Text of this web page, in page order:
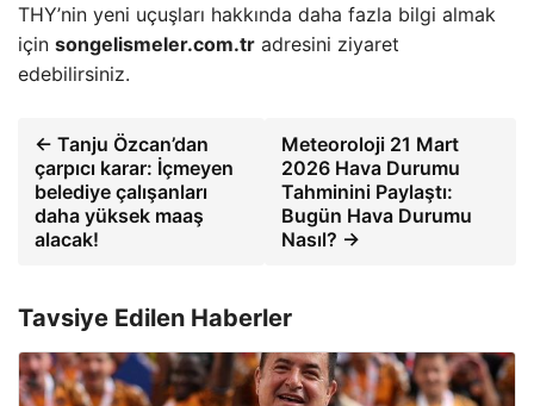
THY’nin yeni uçuşları hakkında daha fazla bilgi almak
için songelismeler.com.tr adresini ziyaret
edebilirsiniz.
← Tanju Özcan’dan
çarpıcı karar: İçmeyen
belediye çalışanları
daha yüksek maaş
alacak!
Meteoroloji 21 Mart
2026 Hava Durumu
Tahminini Paylaştı:
Bugün Hava Durumu
Nasıl? →
Tavsiye Edilen Haberler